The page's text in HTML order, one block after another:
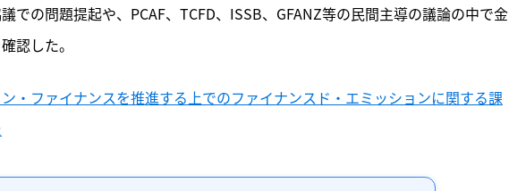
での問題提起や、PCAF、TCFD、ISSB、GFANZ等の民間主導の議論の中で金
認した。
・ファイナンスを推進する上でのファイナンスド・エミッションに関する課